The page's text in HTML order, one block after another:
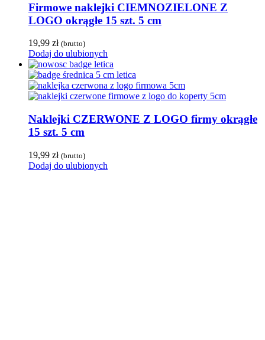
Firmowe naklejki CIEMNOZIELONE Z
LOGO okrągłe 15 szt. 5 cm
19,99 zł (brutto)
Dodaj do ulubionych
Naklejki CZERWONE Z LOGO firmy okrągłe
15 szt. 5 cm
19,99 zł (brutto)
Dodaj do ulubionych